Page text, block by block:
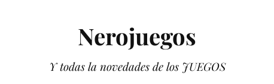
Nerojuegos
Y todas la novedades de los JUEGOS